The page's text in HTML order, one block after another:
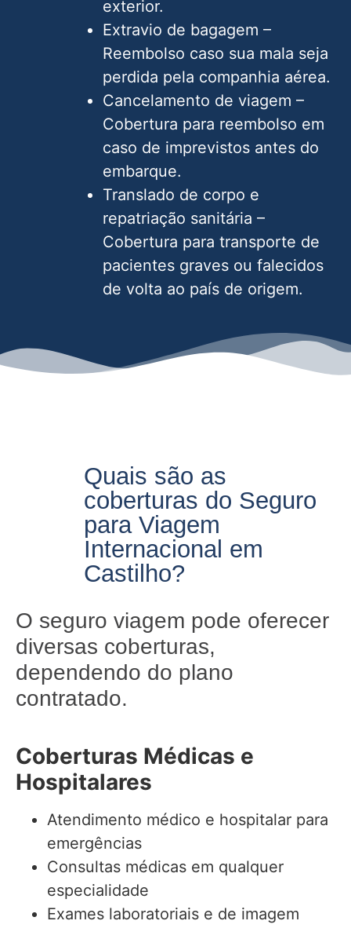
exterior.
Extravio de bagagem –
Reembolso caso sua mala seja
perdida pela companhia aérea.
Cancelamento de viagem –
Cobertura para reembolso em
caso de imprevistos antes do
embarque.
Translado de corpo e
repatriação sanitária –
Cobertura para transporte de
pacientes graves ou falecidos
de volta ao país de origem.
Quais são as
coberturas do Seguro
para Viagem
Internacional em
Castilho?
O seguro viagem pode oferecer
diversas coberturas,
dependendo do plano
contratado.
Coberturas Médicas e
Hospitalares
Atendimento médico e hospitalar para
emergências
Consultas médicas em qualquer
especialidade
Exames laboratoriais e de imagem